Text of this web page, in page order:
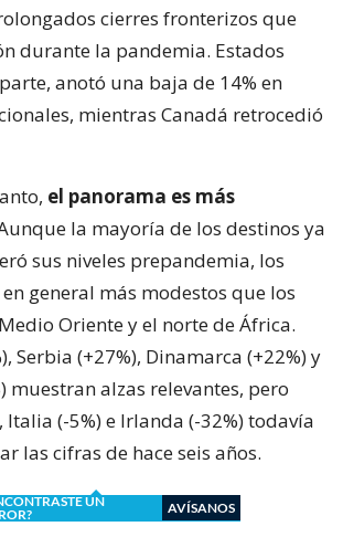
cierres fronterizos que
durante la pandemia. Estados
anotó una baja de 14% en
mientras Canadá retrocedió
el panorama es más
la mayoría de los destinos ya
sus niveles prepandemia, los
general más modestos que los
Oriente y el norte de África.
Serbia (+27%), Dinamarca (+22%) y
muestran alzas relevantes, pero
Italia (-5%) e Irlanda (-32%) todavía
las cifras de hace seis años.
UN
AVÍSANOS